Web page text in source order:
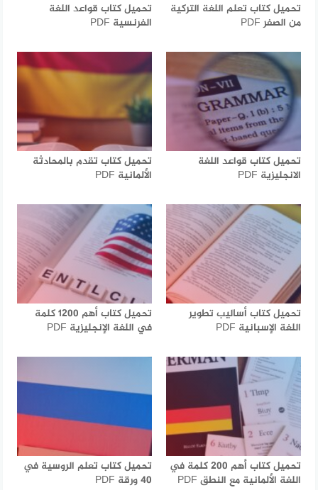
تحميل كتاب تعلم اللغة التركية
من الصفر PDF
تحميل كتاب قواعد اللغة
الفرنسية PDF
تحميل كتاب قواعد اللغة
الانجليزية PDF
تحميل كتاب تقدم بالمحادثة
الألمانية PDF
تحميل كتاب أساليب تطوير
اللغة الإسبانية PDF
تحميل كتاب أهم 1200 كلمة
في اللغة الإنجليزية PDF
تحميل كتاب أهم 200 كلمة في
اللغة الألمانية مع النطق PDF
تحميل كتاب تعلم الروسية في
40 ورقة PDF